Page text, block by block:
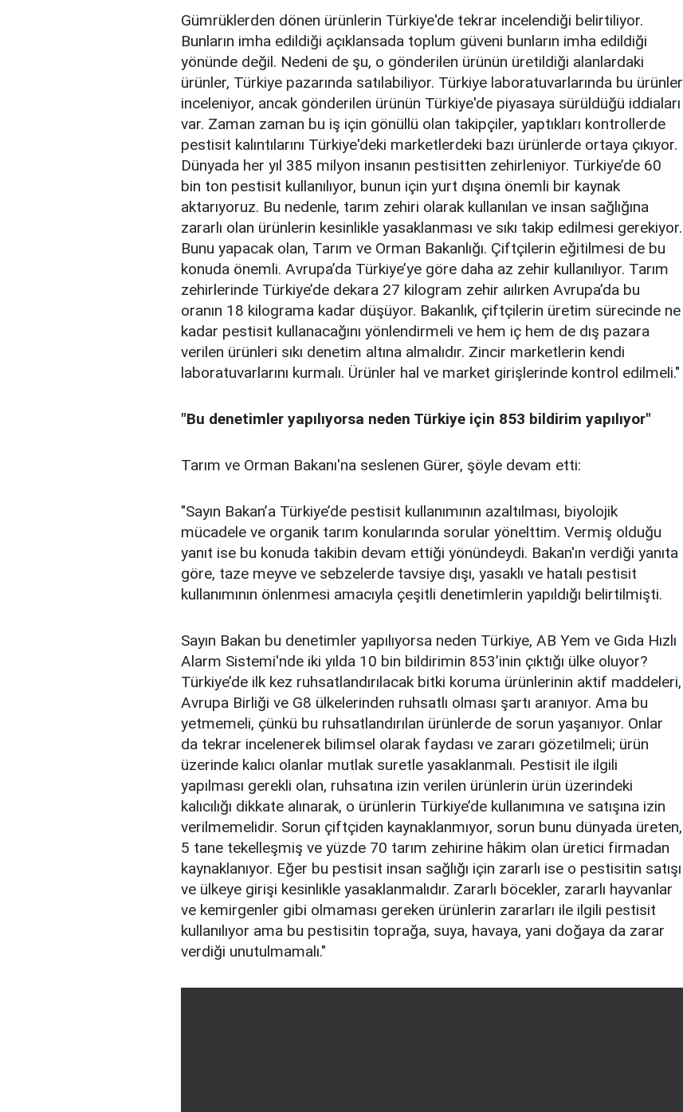
Gümrüklerden dönen ürünlerin Türkiye'de tekrar incelendiği belirtiliyor.
Bunların imha edildiği açıklansada toplum güveni bunların imha edildiği
yönünde değil. Nedeni de şu, o gönderilen ürünün üretildiği alanlardaki
ürünler, Türkiye pazarında satılabiliyor. Türkiye laboratuvarlarında bu ürünler
inceleniyor, ancak gönderilen ürünün Türkiye'de piyasaya sürüldüğü iddiaları
var. Zaman zaman bu iş için gönüllü olan takipçiler, yaptıkları kontrollerde
pestisit kalıntılarını Türkiye'deki marketlerdeki bazı ürünlerde ortaya çıkıyor.
Dünyada her yıl 385 milyon insanın pestisitten zehirleniyor. Türkiye’de 60
bin ton pestisit kullanılıyor, bunun için yurt dışına önemli bir kaynak
aktarıyoruz. Bu nedenle, tarım zehiri olarak kullanılan ve insan sağlığına
zararlı olan ürünlerin kesinlikle yasaklanması ve sıkı takip edilmesi gerekiyor.
Bunu yapacak olan, Tarım ve Orman Bakanlığı. Çiftçilerin eğitilmesi de bu
konuda önemli. Avrupa’da Türkiye’ye göre daha az zehir kullanılıyor. Tarım
zehirlerinde Türkiye’de dekara 27 kilogram zehir aılırken Avrupa’da bu
oranın 18 kilograma kadar düşüyor. Bakanlık, çiftçilerin üretim sürecinde ne
kadar pestisit kullanacağını yönlendirmeli ve hem iç hem de dış pazara
verilen ürünleri sıkı denetim altına almalıdır. Zincir marketlerin kendi
laboratuvarlarını kurmalı. Ürünler hal ve market girişlerinde kontrol edilmeli."
"Bu denetimler yapılıyorsa neden Türkiye için 853 bildirim yapılıyor"
Tarım ve Orman Bakanı'na seslenen Gürer, şöyle devam etti:
"Sayın Bakan’a Türkiye’de pestisit kullanımının azaltılması, biyolojik
mücadele ve organik tarım konularında sorular yönelttim. Vermiş olduğu
yanıt ise bu konuda takibin devam ettiği yönündeydi. Bakan'ın verdiği yanıta
göre, taze meyve ve sebzelerde tavsiye dışı, yasaklı ve hatalı pestisit
kullanımının önlenmesi amacıyla çeşitli denetimlerin yapıldığı belirtilmişti.
Sayın Bakan bu denetimler yapılıyorsa neden Türkiye, AB Yem ve Gıda Hızlı
Alarm Sistemi'nde iki yılda 10 bin bildirimin 853’inin çıktığı ülke oluyor?
Türkiye’de ilk kez ruhsatlandırılacak bitki koruma ürünlerinin aktif maddeleri,
Avrupa Birliği ve G8 ülkelerinden ruhsatlı olması şartı aranıyor. Ama bu
yetmemeli, çünkü bu ruhsatlandırılan ürünlerde de sorun yaşanıyor. Onlar
da tekrar incelenerek bilimsel olarak faydası ve zararı gözetilmeli; ürün
üzerinde kalıcı olanlar mutlak suretle yasaklanmalı. Pestisit ile ilgili
yapılması gerekli olan, ruhsatına izin verilen ürünlerin ürün üzerindeki
kalıcılığı dikkate alınarak, o ürünlerin Türkiye’de kullanımına ve satışına izin
verilmemelidir. Sorun çiftçiden kaynaklanmıyor, sorun bunu dünyada üreten,
5 tane tekelleşmiş ve yüzde 70 tarım zehirine hâkim olan üretici firmadan
kaynaklanıyor. Eğer bu pestisit insan sağlığı için zararlı ise o pestisitin satışı
ve ülkeye girişi kesinlikle yasaklanmalıdır. Zararlı böcekler, zararlı hayvanlar
ve kemirgenler gibi olmaması gereken ürünlerin zararları ile ilgili pestisit
kullanılıyor ama bu pestisitin toprağa, suya, havaya, yani doğaya da zarar
verdiği unutulmamalı."